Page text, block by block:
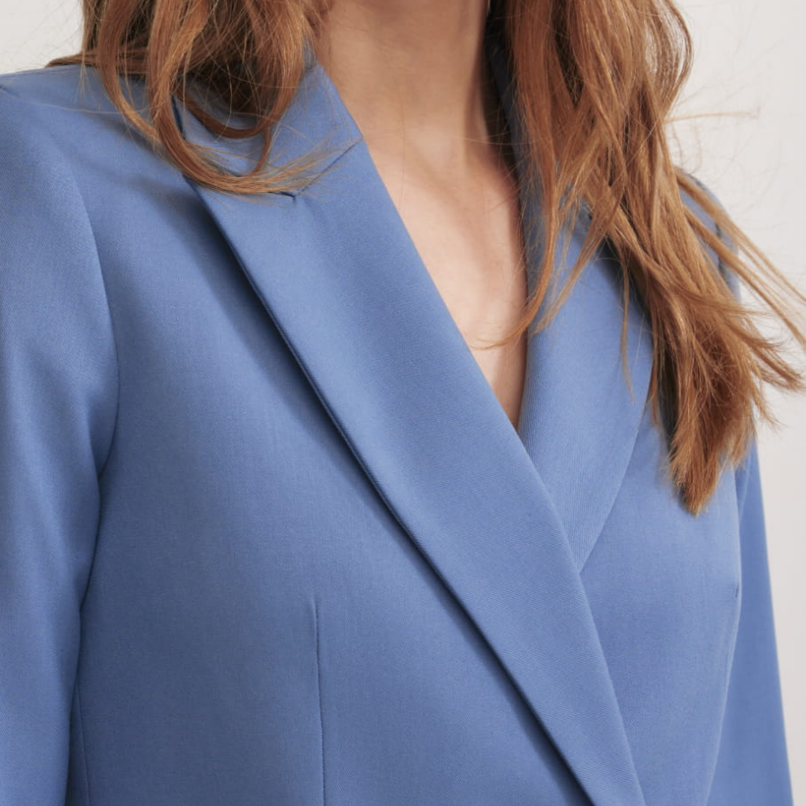
Newsletter
Podaj swój adres e-mail, jeżeli chcesz otrzymywać informacje o nowościach i promocjach.
Twój adres e-mail
DOŁĄCZ DO NEWSLETTERA
Zapisując się, akceptujesz nasz Regulamin
(w zakresie dotyczącym Newslettera). Przetwarzanie danych odbywa się
INFORMACJE
Regulaminy
DANE KONTAKTOWE
Everydayofficial.com
ul.Kilińskiego 3/1
81-386 Gdynia
office@everydayofficial.com